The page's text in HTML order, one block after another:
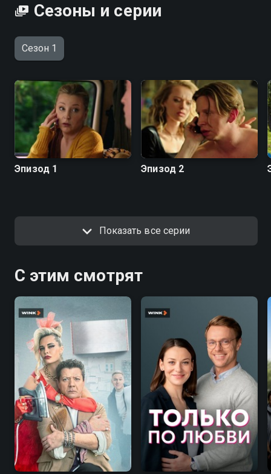
Сезоны и серии
Сезон 1
Эпизод 1 Эпизод 2
Показать все серии
С этим смотрят
7.6